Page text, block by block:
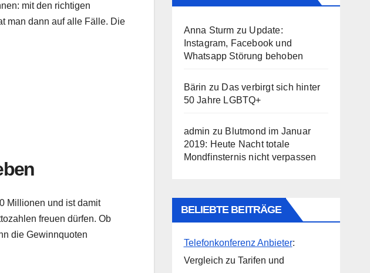
mit den richtigen
man dann auf alle Fälle. Die
Millionen und ist damit
freuen dürfen. Ob
die Gewinnquoten
Anna Sturm zu Update:
Instagram, Facebook und
Whatsapp Störung behoben
Bärin zu Das verbirgt sich hinter
50 Jahre LGBTQ+
admin zu Blutmond im Januar
2019: Heute Nacht totale
Mondfinsternis nicht verpassen
BELIEBTE BEITRÄGE
Telefonkonferenz Anbieter:
Vergleich zu Tarifen und